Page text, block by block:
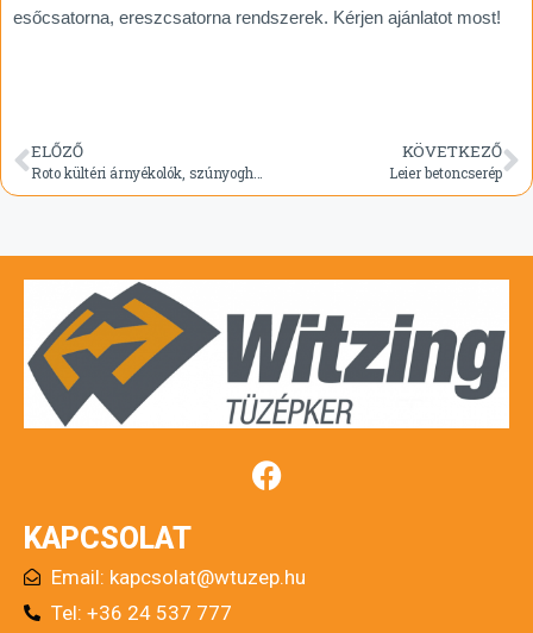
esőcsatorna, ereszcsatorna rendszerek. Kérjen ajánlatot most!
ELŐZŐ
Roto kültéri árnyékolók, szúnyoghálók
KÖVETKEZŐ
Leier betoncserép
KAPCSOLAT
Email: kapcsolat@wtuzep.hu
Tel: +36 24 537 777